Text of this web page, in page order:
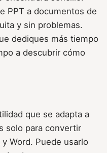
PPT a documentos de
y sin problemas.
dediques más tiempo
a descubrir cómo
que se adapta a
solo para convertir
Word. Puede usarlo